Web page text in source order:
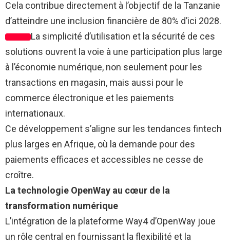
Cela contribue directement à l’objectif de la Tanzanie
d’atteindre une inclusion financière de 80% d’ici 2028.
La simplicité d’utilisation et la sécurité de ces
solutions ouvrent la voie à une participation plus large
à l’économie numérique, non seulement pour les
transactions en magasin, mais aussi pour le
commerce électronique et les paiements
internationaux.
Ce développement s’aligne sur les tendances fintech
plus larges en Afrique, où la demande pour des
paiements efficaces et accessibles ne cesse de
croître.
La technologie OpenWay au cœur de la
transformation numérique
L’intégration de la plateforme Way4 d’OpenWay joue
un rôle central en fournissant la flexibilité et la